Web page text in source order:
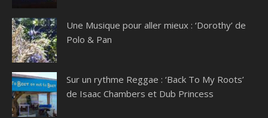
Une Musique pour aller mieux : ‘Dorothy’ de
Polo & Pan
Sur un rythme Reggae : ‘Back To My Roots’
de Isaac Chambers et Dub Princess